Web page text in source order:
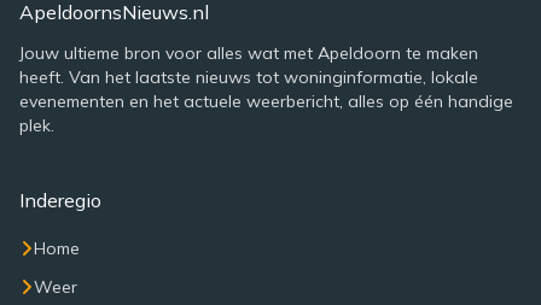
ApeldoornsNieuws.nl
Jouw ultieme bron voor alles wat met Apeldoorn te maken
heeft. Van het laatste nieuws tot woninginformatie, lokale
evenementen en het actuele weerbericht, alles op één handige
plek.
Inderegio
Home
Weer